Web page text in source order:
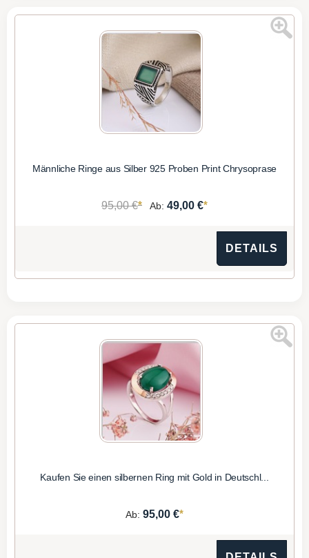
Männliche Ringe aus Silber 925 Proben Print Chrysoprase
95,00 €* Ab: 49,00 €*
DETAILS
Kaufen Sie einen silbernen Ring mit Gold in Deutschl...
Ab: 95,00 €*